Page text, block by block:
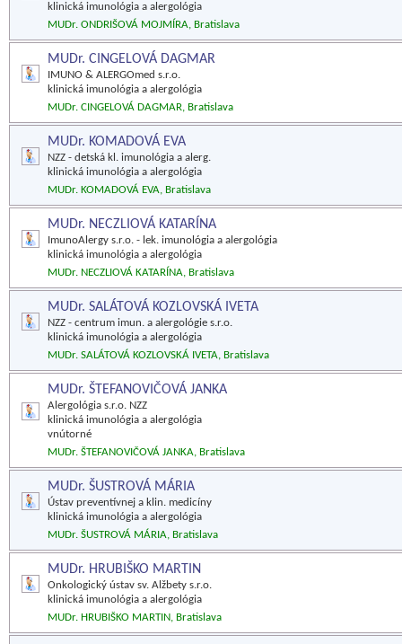
klinická imunológia a alergológia
MUDr. ONDRIŠOVÁ MOJMÍRA, Bratislava
MUDr. CINGELOVÁ DAGMAR
IMUNO & ALERGOmed s.r.o.
klinická imunológia a alergológia
MUDr. CINGELOVÁ DAGMAR, Bratislava
MUDr. KOMADOVÁ EVA
NZZ - detská kl. imunológia a alerg.
klinická imunológia a alergológia
MUDr. KOMADOVÁ EVA, Bratislava
MUDr. NECZLIOVÁ KATARÍNA
ImunoAlergy s.r.o. - lek. imunológia a alergológia
klinická imunológia a alergológia
MUDr. NECZLIOVÁ KATARÍNA, Bratislava
MUDr. SALÁTOVÁ KOZLOVSKÁ IVETA
NZZ - centrum imun. a alergológie s.r.o.
klinická imunológia a alergológia
MUDr. SALÁTOVÁ KOZLOVSKÁ IVETA, Bratislava
MUDr. ŠTEFANOVIČOVÁ JANKA
Alergológia s.r.o. NZZ
klinická imunológia a alergológia
vnútorné
MUDr. ŠTEFANOVIČOVÁ JANKA, Bratislava
MUDr. ŠUSTROVÁ MÁRIA
Ústav preventívnej a klin. medicíny
klinická imunológia a alergológia
MUDr. ŠUSTROVÁ MÁRIA, Bratislava
MUDr. HRUBIŠKO MARTIN
Onkologický ústav sv. Alžbety s.r.o.
klinická imunológia a alergológia
MUDr. HRUBIŠKO MARTIN, Bratislava